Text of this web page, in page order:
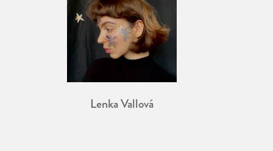
Lenka Vallová